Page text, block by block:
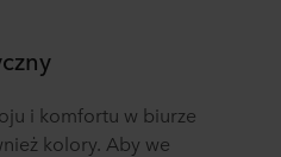
i komfortu w biurze
kolory. Aby we